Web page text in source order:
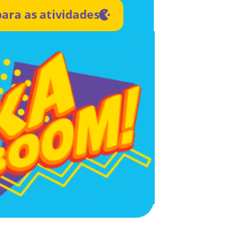
as atividades